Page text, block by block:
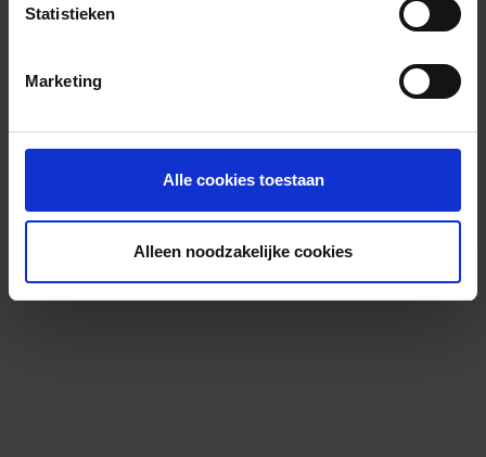
Statistieken
Marketing
Alle cookies toestaan
Alleen noodzakelijke cookies